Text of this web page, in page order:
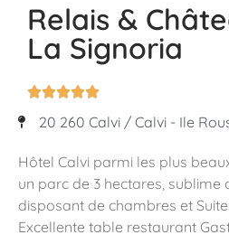
Relais &
La Signoria

20 260 Calvi / Calvi - Ile
Hôtel Calvi parmi les plus
un parc de 3 hectares, sublime
disposant de chambres et
Excellente table restaurant